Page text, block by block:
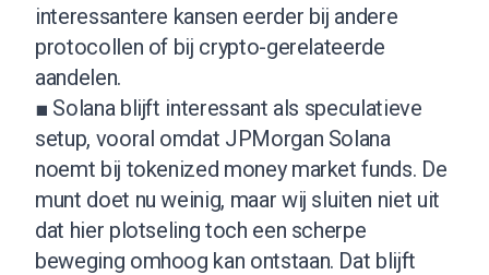
interessantere kansen eerder bij andere
protocollen of bij crypto-gerelateerde
aandelen.
■ Solana blijft interessant als speculatieve
setup, vooral omdat JPMorgan Solana
noemt bij tokenized money market funds. De
munt doet nu weinig, maar wij sluiten niet uit
dat hier plotseling toch een scherpe
beweging omhoog kan ontstaan. Dat blijft